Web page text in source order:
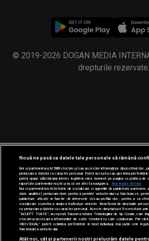
© 2019-2026 DOGAN MEDIA
drepturile rezervate.
Nouă ne pasă ca datele tale personale să rămână
Noi și partenerii noștri589stocăm și/sau accesăm informații pe dispozitivul dvs.,
prelucrarea datelor cu caracter personal. Puteți accepta sau gestiona
puteți opune utilizării unui interes legitim în orice moment pe pagina cu politica
raportate partenerilor noștri și nu vă vor afecta navigarea.
Mai multe detalii
Noi si partenerii nostri (retelele de socializare si agentiile de publicitate partenere,
date analitice) prelucram date pentru a permite website-ului sa functioneze,
publicitare afisate in functie de interesele si/sau profilul dvs., pentru a va
socializare si pentru a analiza traficul pe website. Beneficiati de drepturile
cu prelucrarea datelor cu caracter personal. Aceste drepturi pot fi exercitate
“ACCEPT TOATE”, acceptati folosirea tuturor Tehnologiilor de tip Cookie, care
stocarea/accesarea informatiilor de catre Vendor-ii cu care colaboram. Prin click
INDIVIDUAL” puteti schimba preferintele in mod individual, mai putin cele
functionarea website-ului.
Atât noi, cât și partenerii noștri prelucrăm datele